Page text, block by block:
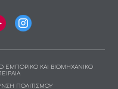
ΕΜΠΟΡΙΚΟ ΚΑΙ ΒΙΟΜΗΧΑΝΙΚΟ
ΠΟΛΙΤΙΣΜΟΥ